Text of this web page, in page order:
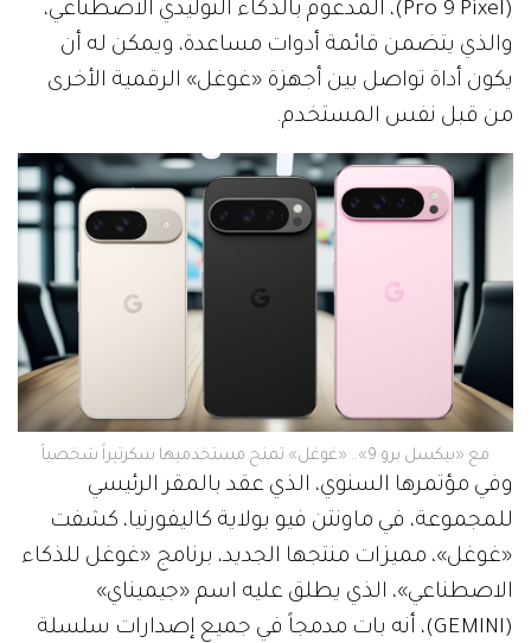
(Pro 9 Pixel)، المدعوم بالذكاء التوليدي الاصطناعي،
والذي يتضمن قائمة أدوات مساعدة، ويمكن له أن
يكون أداة تواصل بين أجهزة «غوغل» الرقمية الأخرى
من قبل نفس المستخدم.
مع «بيكسل برو 9».. «غوغل» تمنح مستخدميها سكرتيراً شخصياً
وفي مؤتمرها السنوي، الذي عقد بالمقر الرئيسي
للمجموعة، في ماونتن فيو بولاية كاليفورنيا، كشفت
«غوغل»، مميزات منتجها الجديد، برنامج «غوغل للذكاء
الاصطناعي»، الذي يطلق عليه اسم «جيميناي»
(GEMINI)، أنه بات مدمجاً في جميع إصدارات سلسلة